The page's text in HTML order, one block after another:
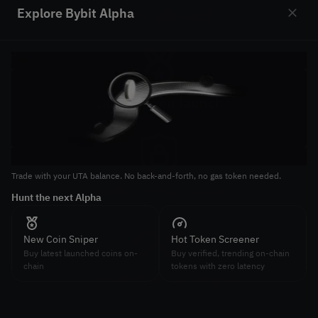
Stay ahead
Latest token launch
Join latest token launches on-chain
Stable on-chain yields
Explore Bybit Alpha
Trade with your UTA balance. No back-and-forth, no gas token needed.
Hunt the next Alpha
New Coin Sniper
Buy latest launched coins on-
chain
Hot Token Screener
Buy verified, trending on-chain
tokens with zero latency